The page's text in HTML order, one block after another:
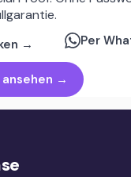
→ Per
→